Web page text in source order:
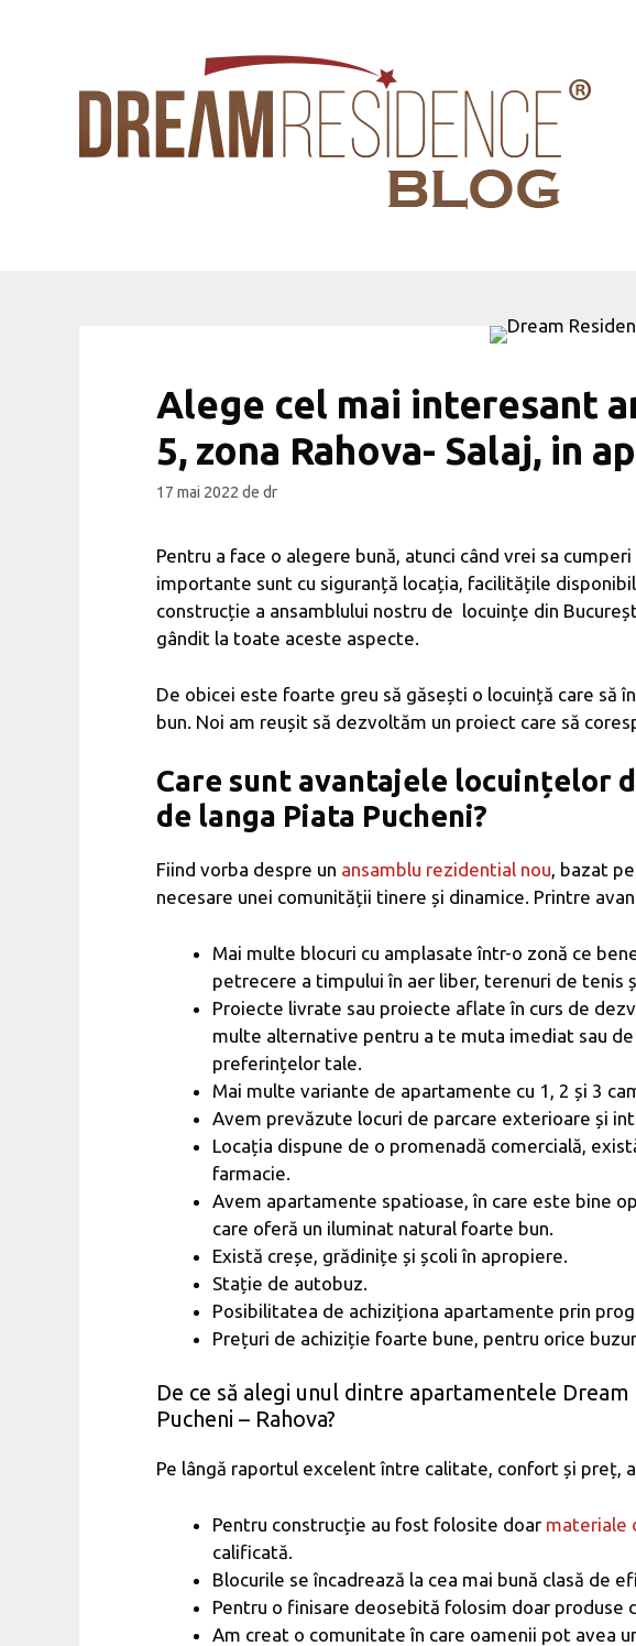
Alege cel mai interesant
5, zona Rahova- Salaj, in
17 mai 2022 de dr
Pentru a face o alegere bună, atunci când vrei sa
importante sunt cu siguranță locația, facilitățile
construcție a ansamblului nostru de locuințe din
gândit la toate aceste aspecte.
De obicei este foarte greu să găsești o locuință care
bun. Noi am reușit să dezvoltăm un proiect care să
Care sunt avantajele locuințelor
de langa Piata Pucheni?
Fiind vorba despre un ansamblu rezidential nou, bazat
necesare unei comunității tinere și dinamice. Printre
Mai multe blocuri cu amplasate într-o zonă ce
petrecere a timpului în aer liber, terenuri de tenis
Proiecte livrate sau proiecte aflate în curs de
multe alternative pentru a te muta imediat sau
preferințelor tale.
Mai multe variante de apartamente cu 1, 2 și 3
Avem prevăzute locuri de parcare exterioare și
Locația dispune de o promenadă comercială,
farmacie.
Avem apartamente spatioase, în care este bine
care oferă un iluminat natural foarte bun.
Există creșe, grădinițe și școli în apropiere.
Stație de autobuz.
Posibilitatea de achiziționa apartamente prin
Prețuri de achiziție foarte bune, pentru orice
De ce să alegi unul dintre apartamentele
Pucheni – Rahova?
Pe lângă raportul excelent între calitate, confort și preț,
Pentru construcție au fost folosite doar materiale
calificată.
Blocurile se încadrează la cea mai bună clasă de
Pentru o finisare deosebită folosim doar produse
Am creat o comunitate în care oamenii pot avea